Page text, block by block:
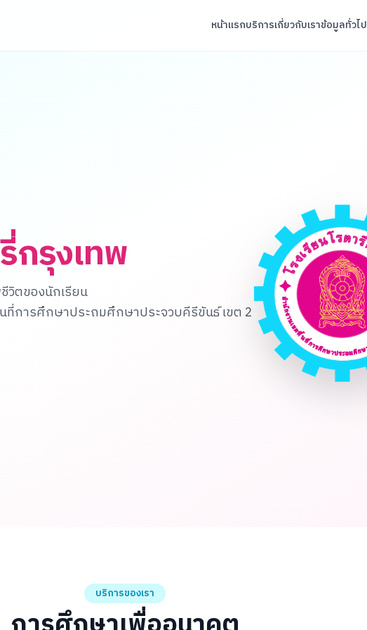
หน้าแรกบริการเกี่ยวกับเราข้อมูลทั่วไป
กรุงเทพ
ตของนักเรียน
ที่การศึกษาประถมศึกษาประจวบคีรีขันธ์ เขต 2
บริการของเรา